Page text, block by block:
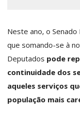
Neste ano, o
que somando-se à
Deputados pode
continuidade dos
aqueles serviços
população mais